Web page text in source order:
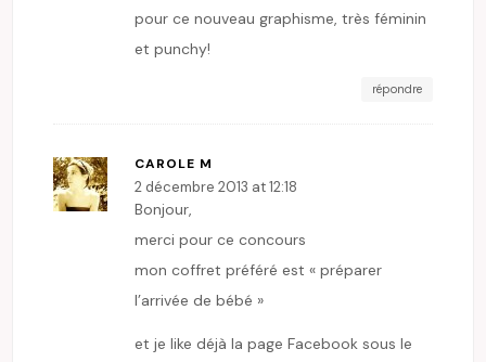
pour ce nouveau graphisme, très féminin
et punchy!
répondre
CAROLE M
2 décembre 2013 at 12:18
Bonjour,
merci pour ce concours
mon coffret préféré est « préparer
l’arrivée de bébé »
et je like déjà la page Facebook sous le